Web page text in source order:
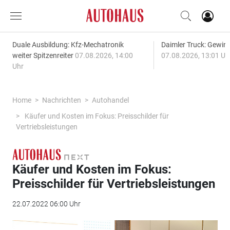
Duale Ausbildung: Kfz-Mechatronik
weiter Spitzenreiter 07.08.2026, 14:00
Uhr
Daimler Truck:
07.08.2026, 13:01
Home Nachrichten
Autohandel
Käufer und Kosten im Fokus: Preisschilder für
Vertriebsleistungen
Käufer und Kosten im Fokus:
Preisschilder für Vertriebsleistungen
22.07.2022 06:00 Uhr